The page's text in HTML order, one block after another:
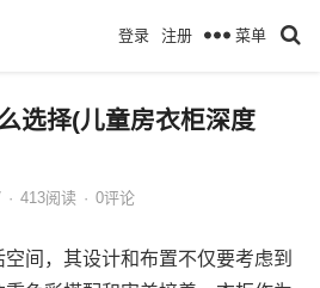
登录 注册 菜单
选择(儿童房衣柜深度
· 413阅读 · 0评论
间，其设计和布置不仅要考虑到